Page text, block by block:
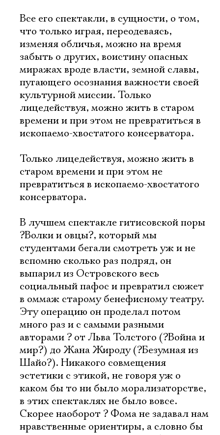
Все его спектакли, в сущности, о том,
что только играя, переодеваясь,
изменяя обличья, можно на время
забыть о других, воистину опасных
миражах вроде власти, земной славы,
пугающего осознания важности своей
культурной миссии. Только
лицедействуя, можно жить в старом
времени и при этом не превратиться в
ископаемо-хвостатого консерватора.
Только лицедействуя, можно жить в
старом времени и при этом не
превратиться в ископаемо-хвостатого
консерватора.
В лучшем спектакле гитисовской поры
?Волки и овцы?, который мы
студентами бегали смотреть уж и не
вспомню сколько раз подряд, он
выпарил из Островского весь
социальный пафос и превратил сюжет
в оммаж старому бенефисному театру.
Эту операцию он проделал потом
много раз и с самыми разными
авторами ? от Льва Толстого (?Война и
мир?) до Жана Жироду (?Безумная из
Шайо?). Никакого совмещения
эстетики с этикой, не говоря уж о
каком бы то ни было морализаторстве,
в этих спектаклях не было вовсе.
Скорее наоборот ? Фома не задавал нам
нравственные ориентиры, а словно бы